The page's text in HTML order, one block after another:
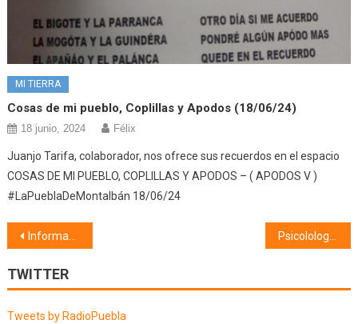
MI TIERRA
Cosas de mi pueblo, Coplillas y Apodos (18/06/24)
18 junio, 2024 Félix
Juanjo Tarifa, colaborador, nos ofrece sus recuerdos en el espacio
COSAS DE MI PUEBLO, COPLILLAS Y APODOS – ( APODOS V )
#LaPueblaDeMontalbán 18/06/24
Navegación
de
entradas
Información municipal (18/03/20)
TWITTER
Tweets by RadioPuebla